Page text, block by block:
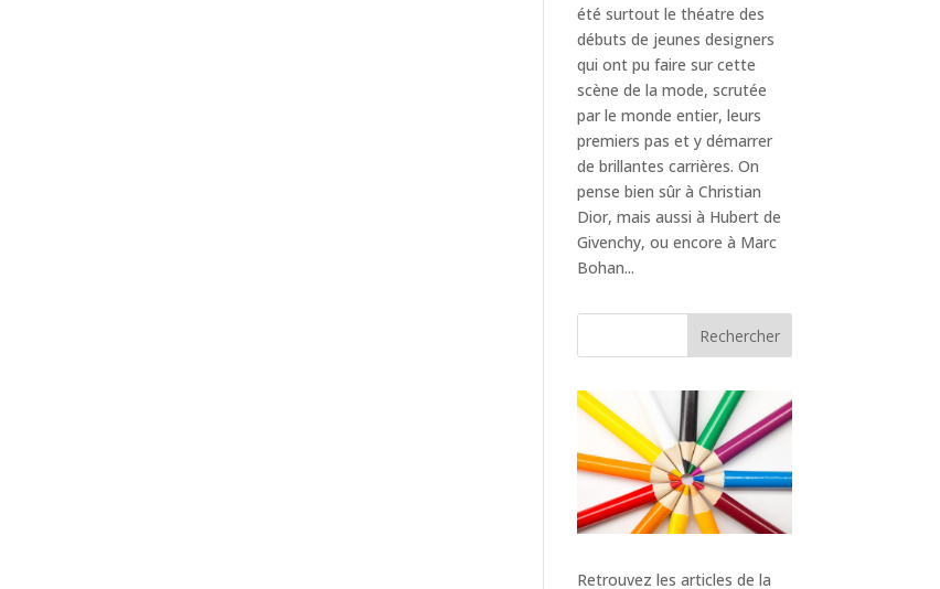
été surtout le théatre des
débuts de jeunes designers
qui ont pu faire sur cette
scène de la mode, scrutée
par le monde entier, leurs
premiers pas et y démarrer
de brillantes carrières. On
pense bien sûr à Christian
Dior, mais aussi à Hubert de
Givenchy, ou encore à Marc
Bohan...
Rechercher
Retrouvez les articles de la